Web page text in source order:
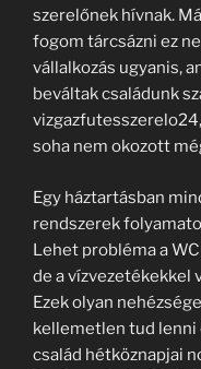
szerelőnek hívnak.
fogom tárcsázni ez
vállalkozás ugyanis,
beváltak családunk
soha nem okozott
Egy háztartásban
rendszerek
Lehet probléma a
de a vízvezetékekkel
Ezek olyan
kellemetlen tud lenni
család hétköznapjai